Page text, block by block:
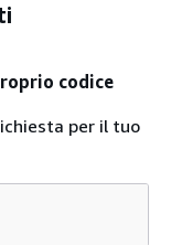
codice
per il tuo